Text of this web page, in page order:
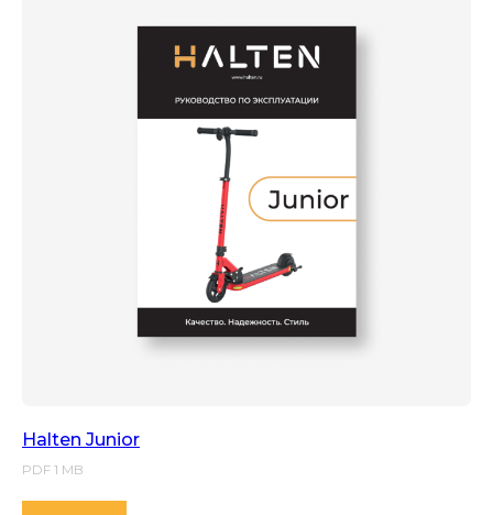
Halten Junior
PDF 1 MB